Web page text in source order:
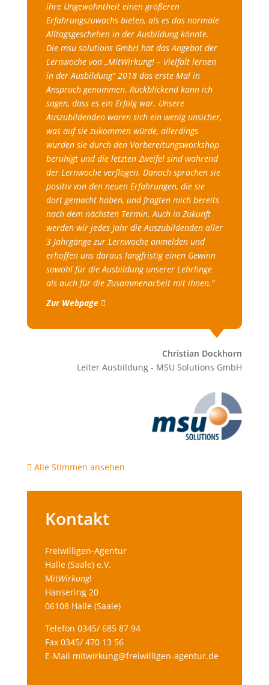
ihre Ungewohntheit einen größeren
Erfahrungszuwachs bieten, als es das normale
Alltagsgeschehen in der Ausbildung könnte.
Die msu solutions GmbH hat das Angebot der
Lernwoche von „MitWirkung! – Vielfalt lernen
in der Ausbildung“ 2018 das erste Mal in
Anspruch genommen. Rückblickend kann ich
sagen, dass es ein Erfolg war. Unsere
Auszubildenden waren sich ein wenig unsicher,
was auf sie zukommen würde, allerdings
wurden sie durch den Vorbereitungsworkshop
beruhigt und die letzten Zweifel sind während
der Lernwoche verflogen. Danach sprachen sie
positiv von den neuen Erfahrungen, die sie
dort gemacht haben, und fragten mich bereits
nach dem nächsten Termin. Auch in Zukunft
werden wir jedes Jahr die Auszubildenden aller
3 Jahrgänge zur Lernwoche anmelden und
erhoffen uns daraus langfristig einen Gewinn
sowohl für die Ausbildung unserer Lehrlinge
als auch für die Zusammenarbeit mit ihnen."
Zur Webpage
Christian Dockhorn
Leiter Ausbildung - MSU Solutions GmbH
Alle Stimmen ansehen
Kontakt
Freiwilligen-Agentur
Halle (Saale) e.V.
MitWirkung!
Hansering 20
06108 Halle (Saale)
Telefon 0345/ 685 87 94
Fax 0345/ 470 13 56
E-Mail mitwirkung@freiwilligen-agentur.de